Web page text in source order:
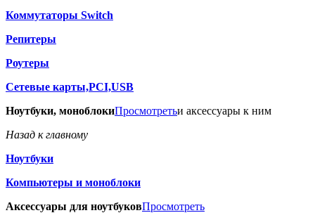
Коммутаторы Switch
Репитеры
Роутеры
Сетевые карты,PCI,USB
Ноутбуки, моноблокиПросмотретьи аксессуары к ним
Назад к главному
Ноутбуки
Компьютеры и моноблоки
Аксессуары для ноутбуковПросмотреть